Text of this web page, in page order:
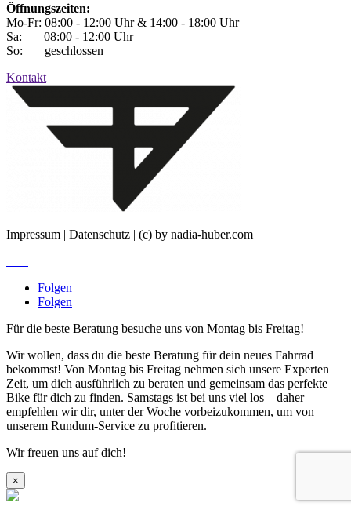
Öffnungszeiten:
Mo-Fr: 08:00 - 12:00 Uhr & 14:00 - 18:00 Uhr
Sa: 08:00 - 12:00 Uhr
So: geschlossen
Kontakt
Impressum | Datenschutz | (c) by nadia-huber.com
Folgen
Folgen
Für die beste Beratung besuche uns von Montag bis Freitag!
Wir wollen, dass du die beste Beratung für dein neues Fahrrad
bekommst! Von Montag bis Freitag nehmen sich unsere Experten
Zeit, um dich ausführlich zu beraten und gemeinsam das perfekte
Bike für dich zu finden. Samstags ist bei uns viel los – daher
empfehlen wir dir, unter der Woche vorbeizukommen, um von
unserem Rundum-Service zu profitieren.
Wir freuen uns auf dich!
×